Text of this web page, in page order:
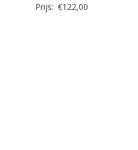
Prijs: €122,00